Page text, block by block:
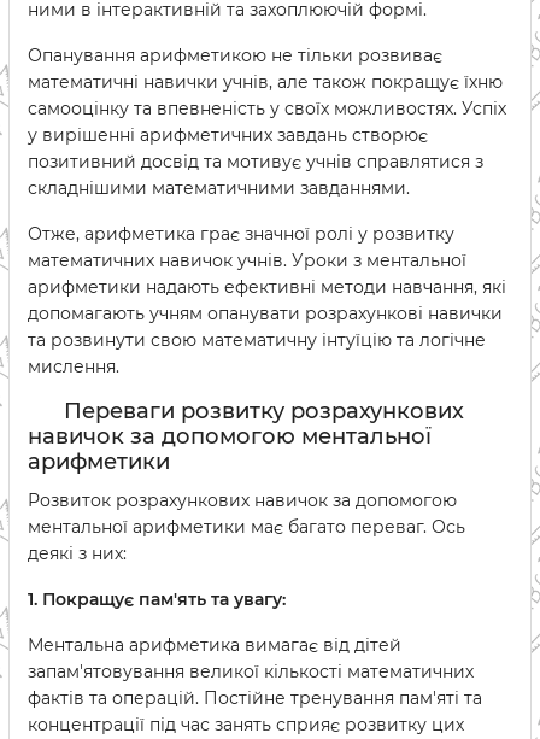
ними в інтерактивній та захоплюючій формі.
Опанування арифметикою не тільки розвиває
математичні навички учнів, але також покращує їхню
самооцінку та впевненість у своїх можливостях. Успіх
у вирішенні арифметичних завдань створює
позитивний досвід та мотивує учнів справлятися з
складнішими математичними завданнями.
Отже, арифметика грає значної ролі у розвитку
математичних навичок учнів. Уроки з ментальної
арифметики надають ефективні методи навчання, які
допомагають учням опанувати розрахункові навички
та розвинути свою математичну інтуїцію та логічне
мислення.
Переваги розвитку розрахункових
навичок за допомогою ментальної
арифметики
Розвиток розрахункових навичок за допомогою
ментальної арифметики має багато переваг. Ось
деякі з них:
1. Покращує пам'ять та увагу:
Ментальна арифметика вимагає від дітей
запам'ятовування великої кількості математичних
фактів та операцій. Постійне тренування пам'яті та
концентрації під час занять сприяє розвитку цих